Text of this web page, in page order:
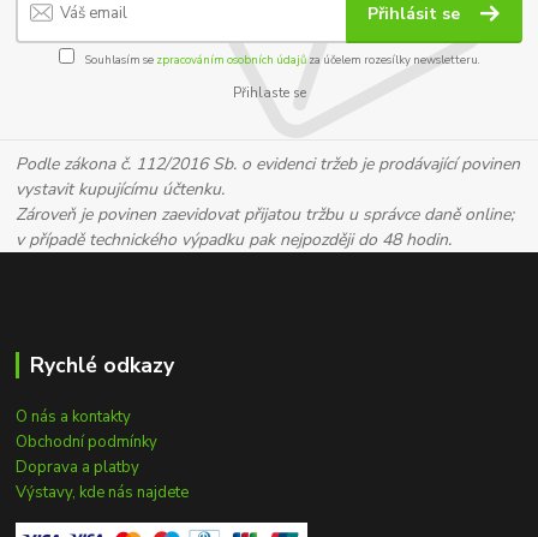
Přihlásit se
Souhlasím se zpracováním osobních údajůza účelem rozesílky newsletteru.
Přihlaste se
Podle zákona č. 112/2016 Sb. o evidenci tržeb je prodávající povinen
vystavit kupujícímu účtenku.
Zároveň je povinen zaevidovat přijatou tržbu u správce daně online;
v případě technického výpadku pak nejpozději do 48 hodin.
Rychlé odkazy
O nás a kontakty
Obchodní podmínky
Doprava a platby
Výstavy, kde nás najdete